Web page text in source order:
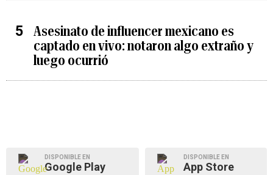
Asesinato de influencer mexicano es
captado en vivo: notaron algo extraño y
luego ocurrió
DISPONIBLE EN
Google Play
DISPONIBLE EN
App Store